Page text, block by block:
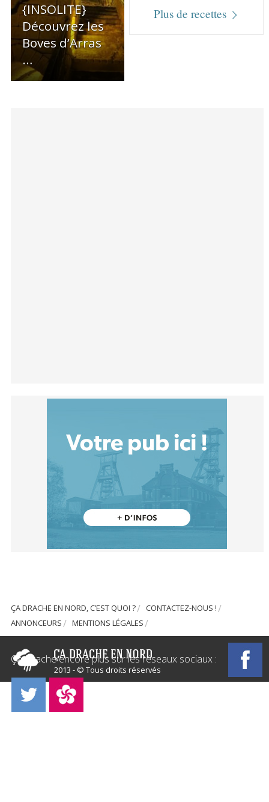
{INSOLITE}
Découvrez les
Boves d’Arras
…
Plus de recettes
ÇA DRACHE EN NORD, C’EST QUOI ?
CONTACTEZ-NOUS !
ANNONCEURS
MENTIONS LÉGALES
2013 - © Tous droits réservés
Ça Drache encore plus sur les réseaux sociaux :